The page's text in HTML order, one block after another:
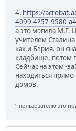
4. https://
4099-4257-9580-
а это могила М.Г.
учителем Сталина
как и Берия. он
кладбище, потом
Сейчас на этом -
находиться
домов.
1 пользователю это